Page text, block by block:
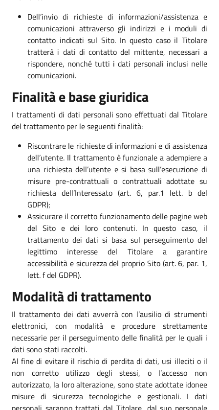
Dell’invio di richieste di informazioni/assistenza e
comunicazioni attraverso gli indirizzi e i moduli di
contatto indicati sul Sito. In questo caso il Titolare
tratterà i dati di contatto del mittente, necessari a
rispondere, nonché tutti i dati personali inclusi nelle
comunicazioni.
Finalità e base giuridica
I trattamenti di dati personali sono effettuati dal Titolare
del trattamento per le seguenti finalità:
Riscontrare le richieste di informazioni e di assistenza
dell’utente. Il trattamento è funzionale a adempiere a
una richiesta dell’utente e si basa sull’esecuzione di
misure pre-contrattuali o contrattuali adottate su
richiesta dell’Interessato (art. 6, par.1 lett. b del
GDPR);
Assicurare il corretto funzionamento delle pagine web
del Sito e dei loro contenuti. In questo caso, il
trattamento dei dati si basa sul perseguimento del
legittimo interesse del Titolare a garantire
accessibilità e sicurezza del proprio Sito (art. 6, par. 1,
lett. f del GDPR).
Modalità di trattamento
Il trattamento dei dati avverrà con l’ausilio di strumenti
elettronici, con modalità e procedure strettamente
necessarie per il perseguimento delle finalità per le quali i
dati sono stati raccolti.
Al fine di evitare il rischio di perdita di dati, usi illeciti o il
non corretto utilizzo degli stessi, o l’accesso non
autorizzato, la loro alterazione, sono state adottate idonee
misure di sicurezza tecnologiche e gestionali. I dati